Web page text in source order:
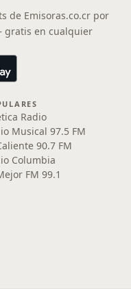
de Emisoras.co.cr por
gratis en cualquier
Radio
Musical 97.5 FM
90.7 FM
Columbia
FM 99.1